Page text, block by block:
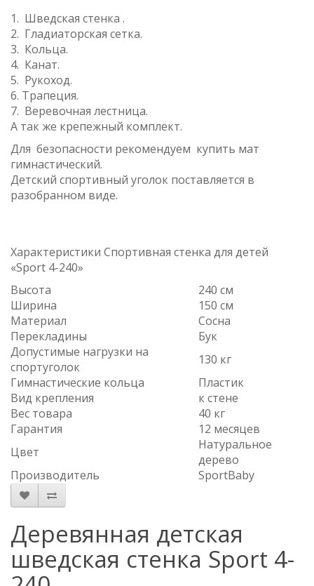
1. Шведская стенка .
2. Гладиаторская сетка.
3. Кольца.
4. Канат.
5. Рукоход.
6. Трапеция.
7. Веревочная лестница.
А так же крепежный комплект.
Для безопасности рекомендуем купить мат
гимнастический.
Детский спортивный уголок поставляется в
разобранном виде.
Характеристики Спортивная стенка для детей
«Sport 4-240»
Высота
240 см
Ширина
150 см
Материал
Сосна
Перекладины
Бук
Допустимые нагрузки на
спортуголок
130 кг
Гимнастические кольца
Пластик
Вид крепления
к стене
Вес товара
40 кг
Гарантия
12 месяцев
Цвет
Натуральное
дерево
Производитель
SportBaby
Деревянная детская
шведская стенка Sport 4-